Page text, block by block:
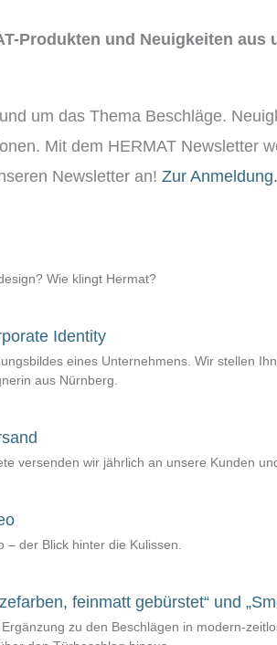
Produkten und Neuigkeiten aus
um das Thema Beschläge.
Mit dem HERMAT Newsletter
Newsletter an! Zur Anmeldung.
Wie klingt Hermat?
Identity
eines Unternehmens. Wir stellen
aus Nürnberg.
versenden wir jährlich an unsere Kunden
der Blick hinter die Kulissen.
feinmatt gebürstet“ und
zu den Beschlägen in modern-